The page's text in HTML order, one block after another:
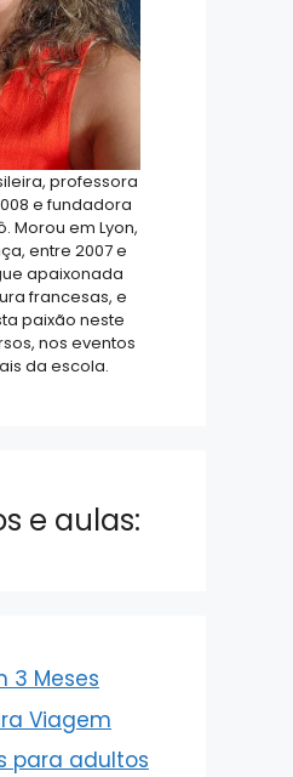
professora
e fundadora
Morou em Lyon,
entre 2007 e
apaixonada
francesas, e
paixão neste
nos eventos
da escola.
e aulas:
3 Meses
Viagem
para adultos